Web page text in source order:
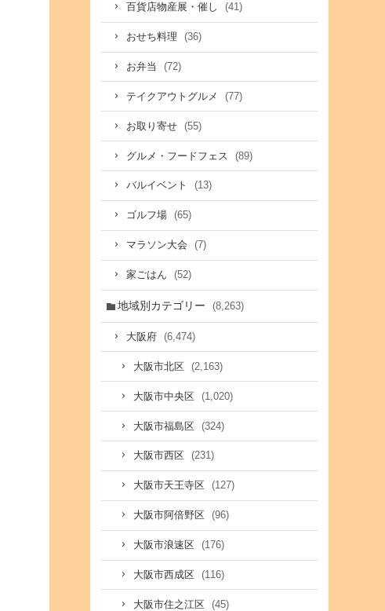
百貨店物産展・催し (41)
おせち料理 (36)
お弁当 (72)
テイクアウトグルメ (77)
お取り寄せ (55)
グルメ・フードフェス (89)
バルイベント (13)
ゴルフ場 (65)
マラソン大会 (7)
家ごはん (52)
地域別カテゴリー (8,263)
大阪府 (6,474)
大阪市北区 (2,163)
大阪市中央区 (1,020)
大阪市福島区 (324)
大阪市西区 (231)
大阪市天王寺区 (127)
大阪市阿倍野区 (96)
大阪市浪速区 (176)
大阪市西成区 (116)
大阪市住之江区 (45)